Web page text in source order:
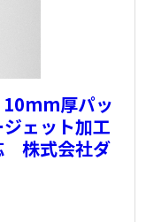
10mm厚パッ
ェット加工
株式会社ダ